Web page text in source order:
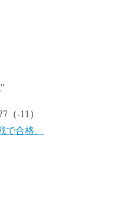
（-11）
合格。